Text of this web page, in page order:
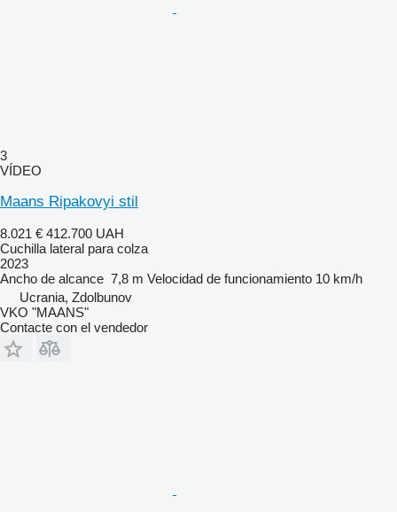
3
VÍDEO
Maans Ripakovyi stil
8.021 € 412.700 UAH
Cuchilla lateral para colza
2023
Ancho de alcance 7,8 m Velocidad de funcionamiento 10 km/h
Ucrania, Zdolbunov
VKO "MAANS"
Contacte con el vendedor